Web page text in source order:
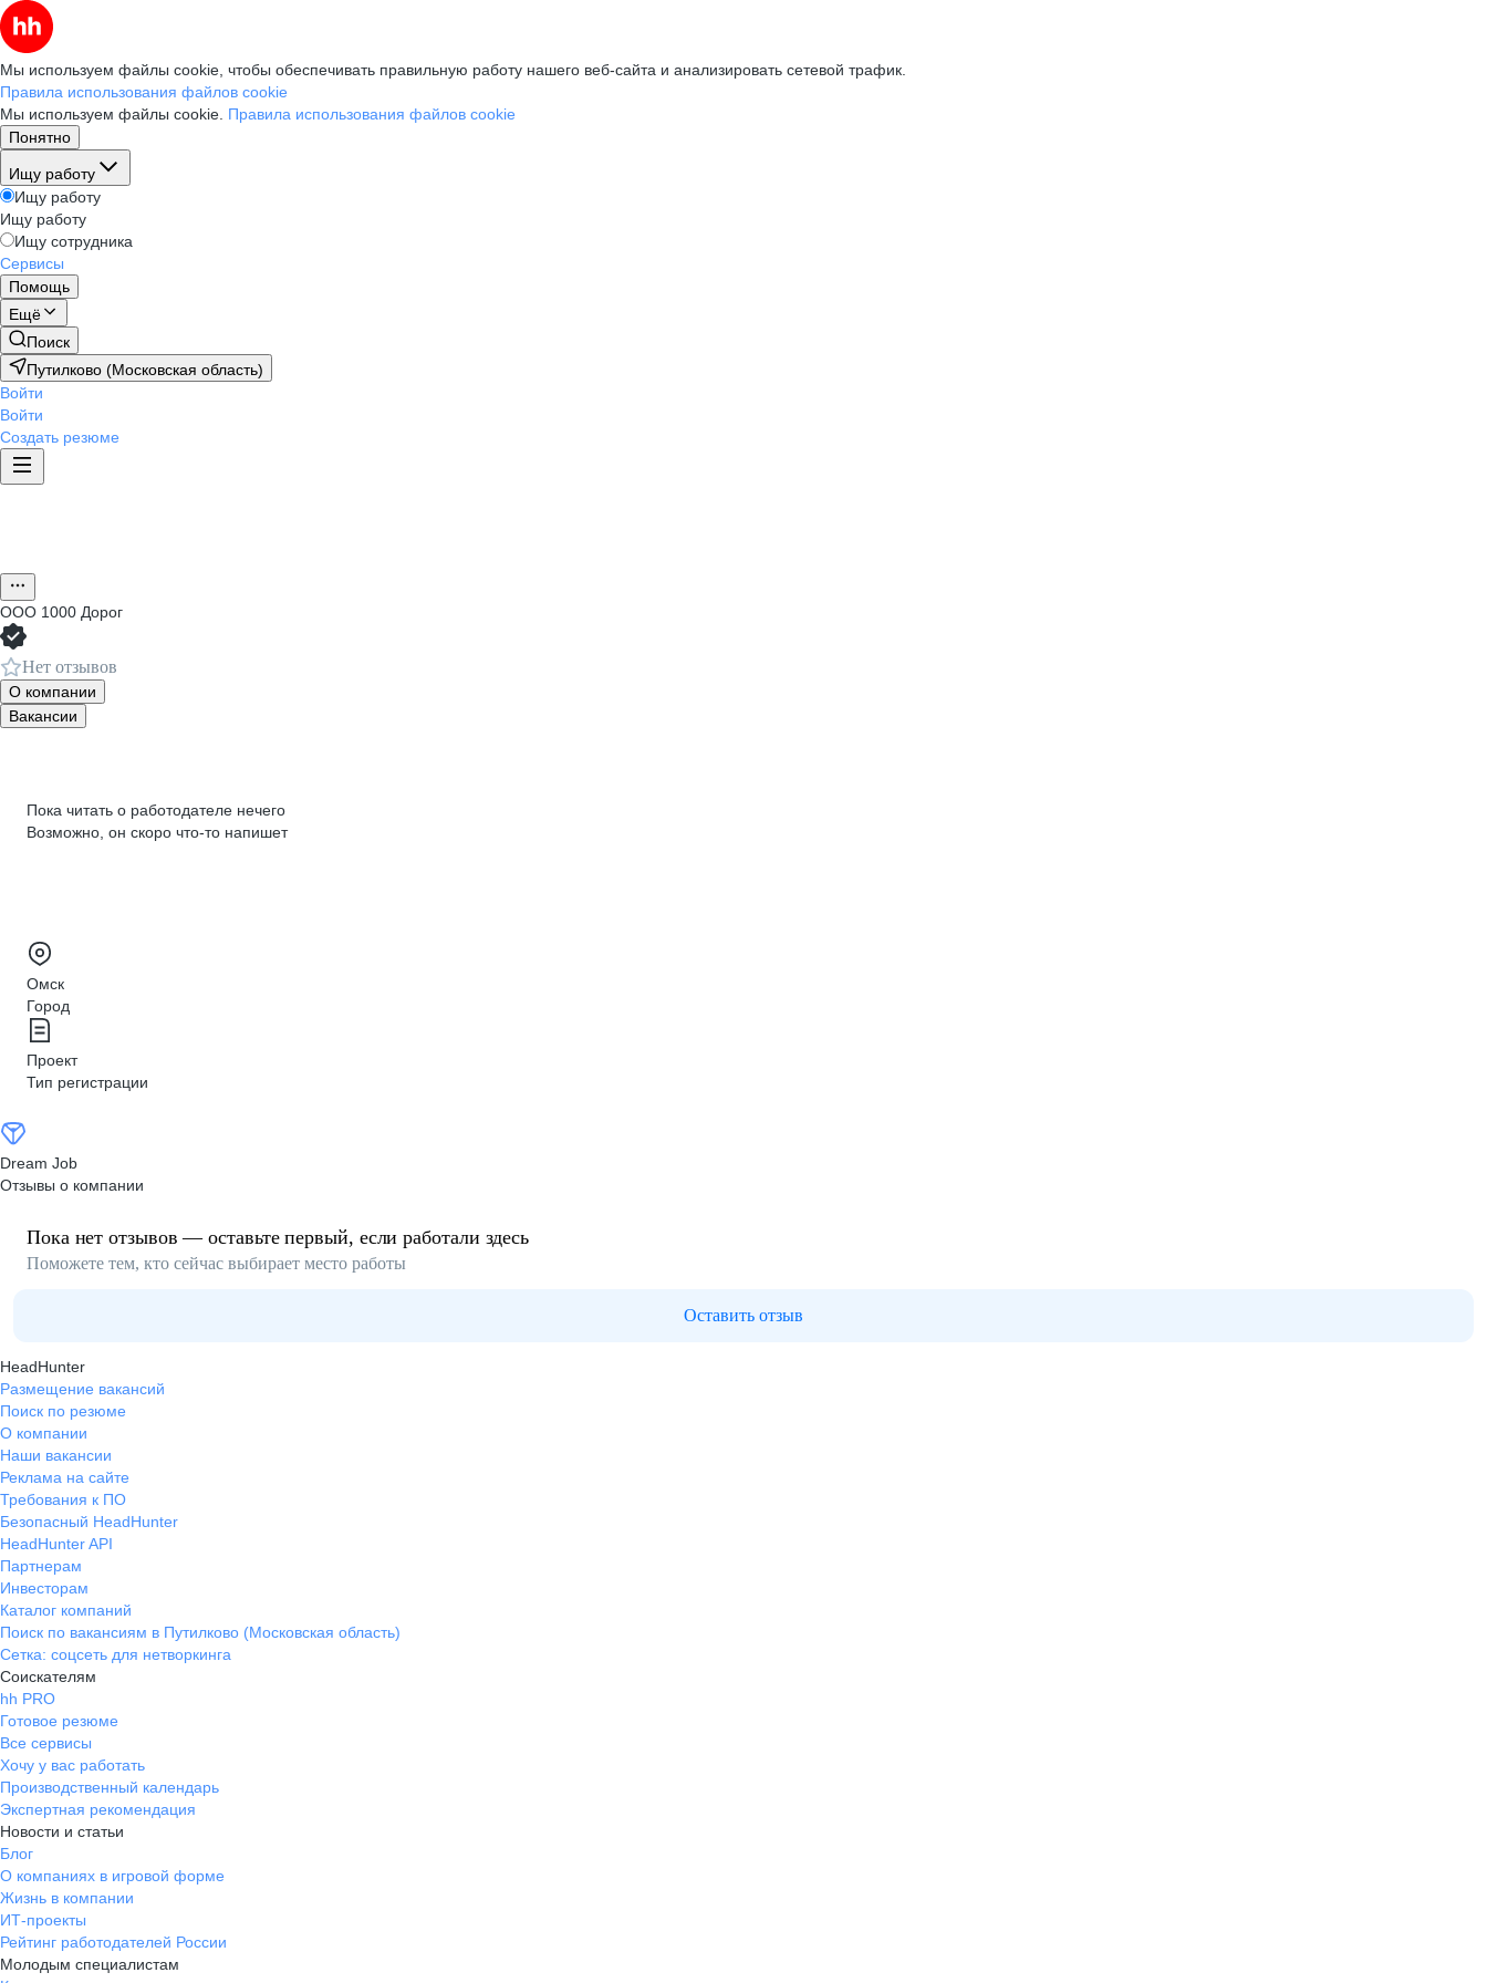
Мы используем файлы cookie, чтобы обеспечивать правильную работу нашего веб-сайта и анализировать сетевой трафик.
Правила использования файлов cookie
Мы используем файлы cookie. Правила использования файлов cookie
Понятно
Ищу работу
Ищу работу
Ищу работу
Ищу сотрудника
Сервисы
Помощь
Ещё
Поиск
Путилково (Московская область)
Войти
Войти
Создать резюме
ООО 1000 Дорог
Нет отзывов
О компании
Вакансии
Пока читать о работодателе нечего
Возможно, он скоро что‑то напишет
Омск
Город
Проект
Тип регистрации
Dream Job
Отзывы о компании
Пока нет отзывов — оставьте первый, если работали здесь
Поможете тем, кто сейчас выбирает место работы
Оставить отзыв
HeadHunter
Размещение вакансий
Поиск по резюме
О компании
Наши вакансии
Реклама на сайте
Требования к ПО
Безопасный HeadHunter
HeadHunter API
Партнерам
Инвесторам
Каталог компаний
Поиск по вакансиям в Путилково (Московская область)
Сетка: соцсеть для нетворкинга
Соискателям
hh PRO
Готовое резюме
Все сервисы
Хочу у вас работать
Производственный календарь
Экспертная рекомендация
Новости и статьи
Блог
О компаниях в игровой форме
Жизнь в компании
ИТ-проекты
Рейтинг работодателей России
Молодым специалистам